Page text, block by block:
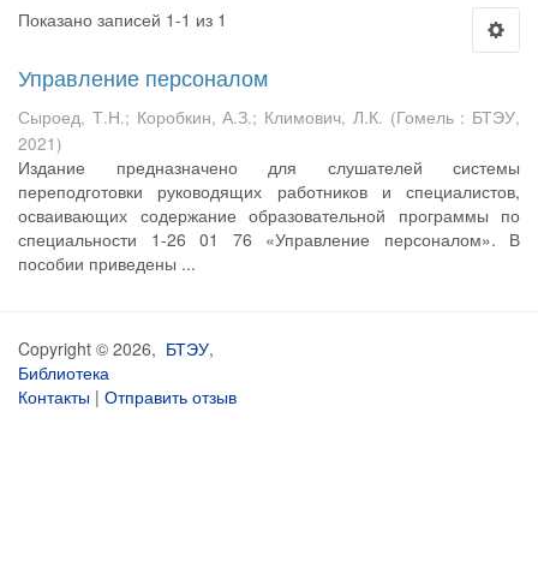
Показано записей 1-1 из 1
Управление персоналом
Сыроед, Т.Н.; Коробкин, А.З.; Климович, Л.К. (Гомель : БТЭУ,
2021)
Издание предназначено для слушателей системы
переподготовки руководящих работников и специалистов,
осваивающих содержание образовательной программы по
специальности 1-26 01 76 «Управление персоналом». В
пособии приведены ...
Copyright © 2026, БТЭУ,
Библиотека
Контакты | Отправить отзыв